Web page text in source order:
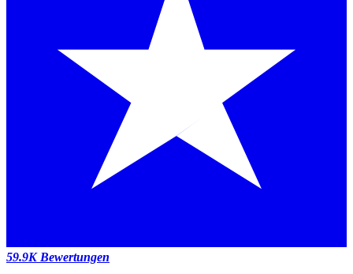
59.9K Bewertungen